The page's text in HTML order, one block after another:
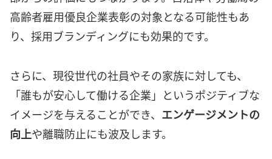
高齢者雇用優良企業表彰の対象となる可能性もあ
り、採用ブランディングにも効果的です。
さらに、現役世代の社員やその家族に対しても、
「誰もが安心して働ける企業」というポジティブな
イメージを与えることができ、 エンゲージメントの
向上や離職防止にも波及します。